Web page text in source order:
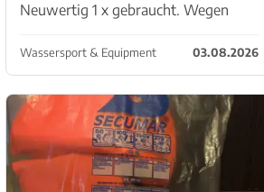
Neuwertig 1 x gebraucht. Wegen
349,- Euro. Dieser Tube ist komplett
mit einer Nylonhülle umschlossen,
die beiden Zugösen sind an
mehrere...
Wassersport & Equipment 03.08.2026